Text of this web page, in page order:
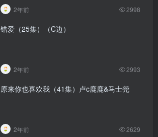
2年前 2998
错爱（25集）（C边）
2年前 2993
原来你也喜欢我（41集）卢c鹿鹿&马士尧
2年前 2629